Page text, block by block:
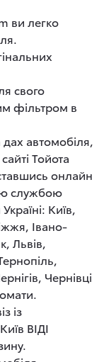
ви легко
свого
фільтром в
автомобіля,
Тойота
онлайн
службою
Київ,
Івано-
Львів,
Чернівці
із
ВІДІ